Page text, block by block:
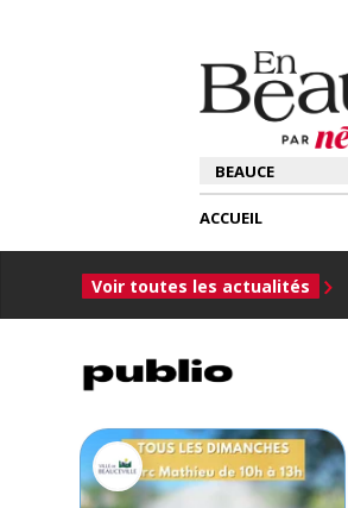
ACCUEIL
Voir toutes les actualités